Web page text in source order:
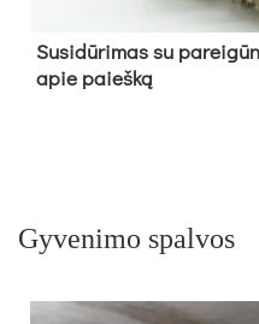
Su­si­dū­ri­mas su
apie paieš­ką
Gyvenimo spalvos